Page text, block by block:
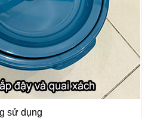
sử dụng